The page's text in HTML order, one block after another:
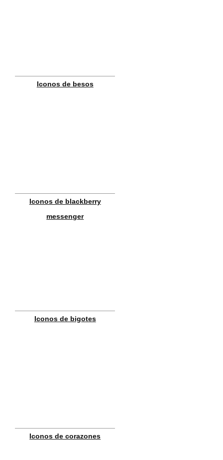
Iconos de besos
Iconos de blackberry
messenger
Iconos de bigotes
Iconos de corazones